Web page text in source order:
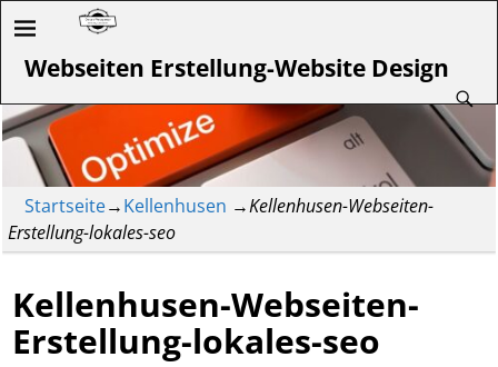
Webseiten Erstellung-Website Design
Startseite→Kellenhusen →Kellenhusen-Webseiten-
Erstellung-lokales-seo
Kellenhusen-Webseiten-
Erstellung-lokales-seo